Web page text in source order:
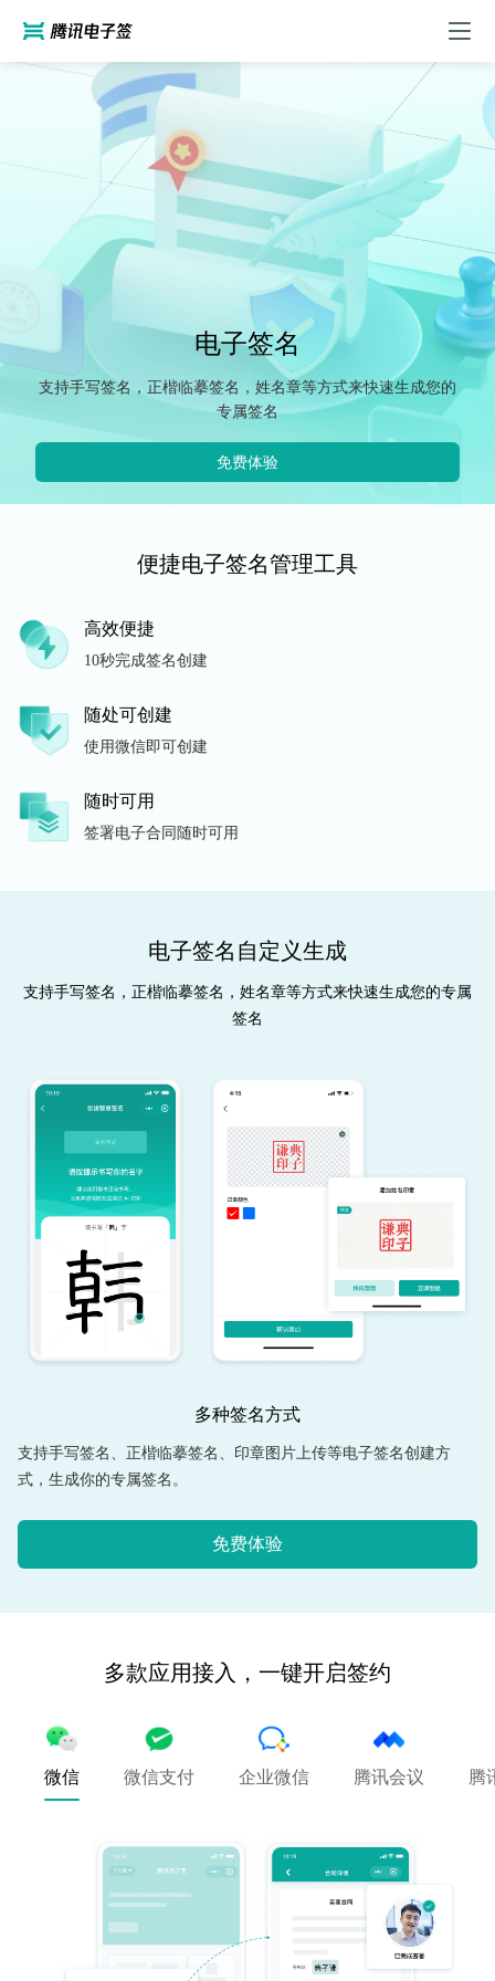
电子签名
支持手写签名，正楷临摹签名，姓名章等方式来快速生成您的
专属签名
免费体验
便捷电子签名管理工具
高效便捷
10秒完成签名创建
随处可创建
使用微信即可创建
随时可用
签署电子合同随时可用
电子签名自定义生成
支持手写签名，正楷临摹签名，姓名章等方式来快速生成您的专属
签名
多种签名方式
支持手写签名、正楷临摹签名、印章图片上传等电子签名创建方
式，生成你的专属签名。
免费体验
多款应用接入，一键开启签约
微信 微信支付 企业微信 腾讯会议 腾